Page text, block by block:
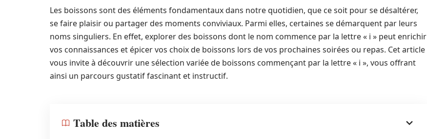
Les boissons sont des éléments fondamentaux dans notre quotidien, que ce soit pour se désaltérer,
se faire plaisir ou partager des moments conviviaux. Parmi elles, certaines se démarquent par leurs
noms singuliers. En effet, explorer des boissons dont le nom commence par la lettre « i » peut enrichir
vos connaissances et épicer vos choix de boissons lors de vos prochaines soirées ou repas. Cet article
vous invite à découvrir une sélection variée de boissons commençant par la lettre « i », vous offrant
ainsi un parcours gustatif fascinant et instructif.
Table des matières